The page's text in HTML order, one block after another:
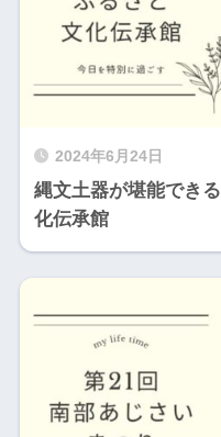
2024年6月24日
縄文土器が堪能でき
化伝承館